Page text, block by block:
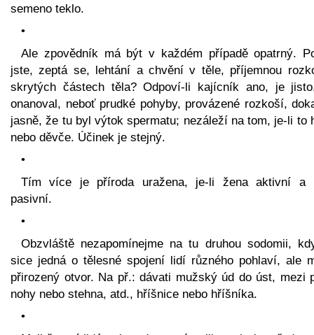
semeno teklo.
•
Ale zpovědník má být v každém případě opatrný.
jste, zeptá se, lehtání a chvění v těle, příjemnou
skrytých částech těla? Odpoví-li kajícník ano, je
onanoval, neboť prudké pohyby, provázené rozkoší,
jasně, že tu byl výtok spermatu; nezáleží na tom, je-li to
nebo děvče. Účinek je stejný.
•
Tím více je příroda uražena, je-li žena aktivní a
pasivní.
•
Obzvláště nezapomínejme na tu druhou sodomii,
sice jedná o tělesné spojení lidí různého pohlaví, ale
přirozený otvor. Na př.: dávati mužský úd do úst, mezi
nohy nebo stehna, atd., hříšnice nebo hříšníka.
•